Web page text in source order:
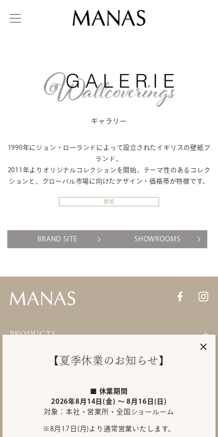
ギャラリー
1990年にジョン・ローランドによって設立されたイギリスの壁紙ブ
ランド。
2011年よりオリジナルコレクションを開始。テーマ性のあるコレク
ションと、グローバル市場に向けたデザイン・価格帯が特徴です。
壁紙
BRAND SITE SHOWROOMS
【夏季休業のお知らせ】
■ 休業期間
2026年8月14日(金) ～ 8月16日(日)
対象：本社・営業所・全国ショールーム
※8月17日(月)より通常営業いたします。
PRODUCTS
About MANAS